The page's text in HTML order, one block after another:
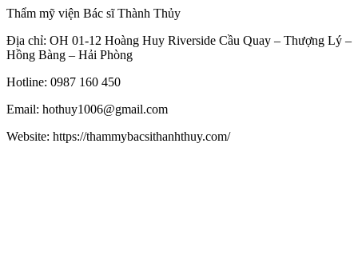
Thẩm mỹ viện Bác sĩ Thành Thủy
Địa chỉ: OH 01-12 Hoàng Huy Riverside Cầu Quay – Thượng Lý –
Hồng Bàng – Hải Phòng
Hotline: 0987 160 450
Email: hothuy1006@gmail.com
Website: https://thammybacsithanhthuy.com/